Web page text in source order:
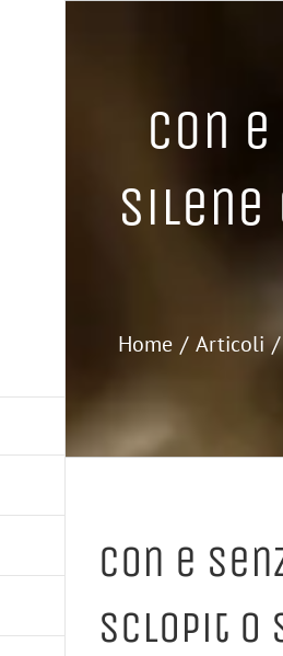
Con
Silene
Home Articoli
Con e
Sclopit o